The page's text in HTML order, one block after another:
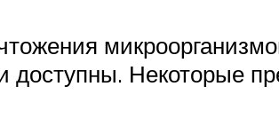
Некоторые